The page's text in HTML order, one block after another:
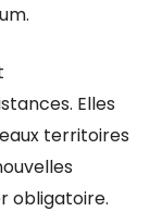
Elles
territoires
obligatoire.